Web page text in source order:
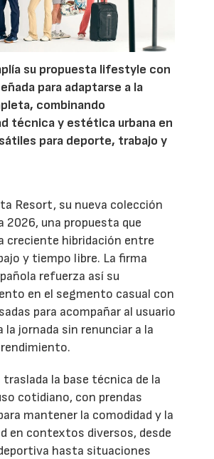
su propuesta lifestyle con
para adaptarse a la
combinando
técnica y estética urbana en
para deporte, trabajo y
Resort, su nueva colección
2026, una propuesta que
creciente hibridación entre
y tiempo libre. La firma
refuerza así su
en el segmento casual con
para acompañar al usuario
la jornada sin renunciar a la
traslada la base técnica de la
cotidiano, con prendas
mantener la comodidad y la
en contextos diversos, desde
hasta situaciones